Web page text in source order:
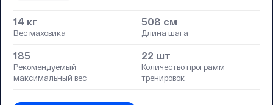
14 кг
Вес маховика
508 см
Длина шага
185
Рекомендуемый
максимальный вес
22 шт
Количество программ
тренировок